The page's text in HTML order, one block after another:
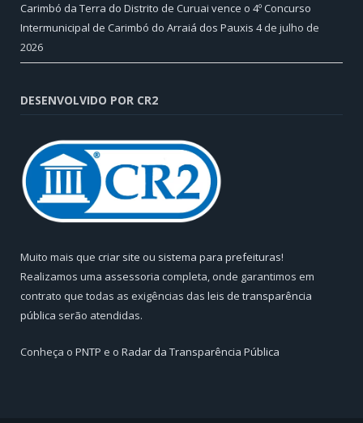
Carimbó da Terra do Distrito de Curuai vence o 4º Concurso
Intermunicipal de Carimbó do Arraiá dos Pauxis 4 de julho de
2026
DESENVOLVIDO POR CR2
Muito mais que criar site ou sistema para prefeituras!
Realizamos uma assessoria completa, onde garantimos em
contrato que todas as exigências das leis de transparência
pública serão atendidas.
Conheça o PNTP e o Radar da Transparência Pública